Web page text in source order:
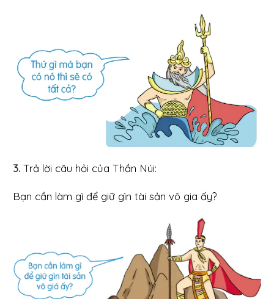
3. Trả lời câu hỏi của Thần Núi:
Bạn cần làm gì để giữ gìn tài sản vô gia ấy?